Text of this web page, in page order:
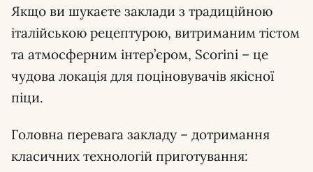
Якщо ви шукаєте заклади з традиційною
італійською рецептурою, витриманим тістом
та атмосферним інтер’єром, Scorini – це
чудова локація для поціновувачів якісної
піци.
Головна перевага закладу – дотримання
класичних технологій приготування: